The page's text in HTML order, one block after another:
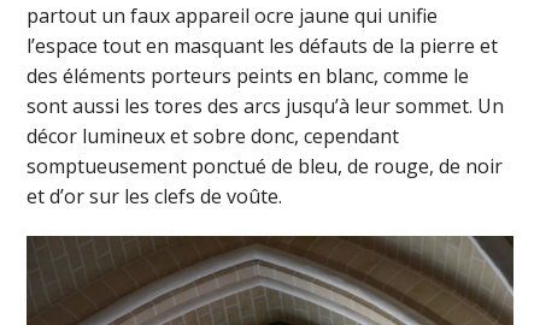
partout un faux appareil ocre jaune qui unifie
l’espace tout en masquant les défauts de la pierre et
des éléments porteurs peints en blanc, comme le
sont aussi les tores des arcs jusqu’à leur sommet. Un
décor lumineux et sobre donc, cependant
somptueusement ponctué de bleu, de rouge, de noir
et d’or sur les clefs de voûte.